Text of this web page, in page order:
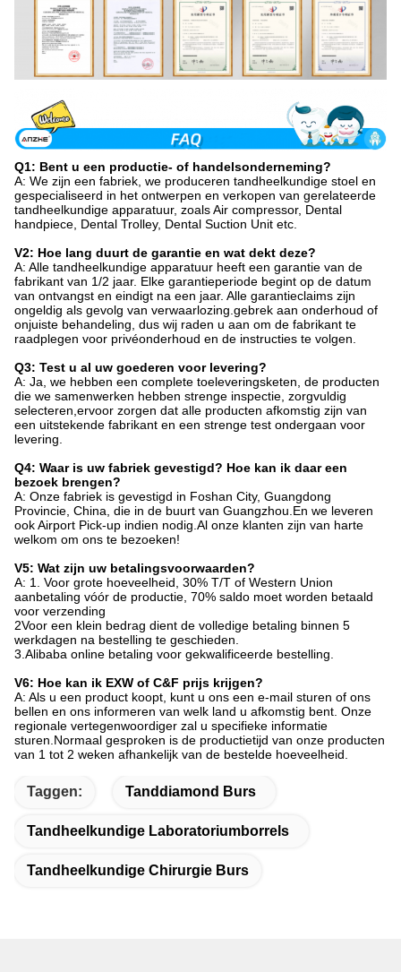
Q1: Bent u een productie- of handelsonderneming?
A: We zijn een fabriek, we produceren tandheelkundige stoel en
gespecialiseerd in het ontwerpen en verkopen van gerelateerde
tandheelkundige apparatuur, zoals Air compressor, Dental
handpiece, Dental Trolley, Dental Suction Unit etc.
V2: Hoe lang duurt de garantie en wat dekt deze?
A: Alle tandheelkundige apparatuur heeft een garantie van de
fabrikant van 1/2 jaar. Elke garantieperiode begint op de datum
van ontvangst en eindigt na een jaar. Alle garantieclaims zijn
ongeldig als gevolg van verwaarlozing.gebrek aan onderhoud of
onjuiste behandeling, dus wij raden u aan om de fabrikant te
raadplegen voor privéonderhoud en de instructies te volgen.
Q3: Test u al uw goederen voor levering?
A: Ja, we hebben een complete toeleveringsketen, de producten
die we samenwerken hebben strenge inspectie, zorgvuldig
selecteren,ervoor zorgen dat alle producten afkomstig zijn van
een uitstekende fabrikant en een strenge test ondergaan voor
levering.
Q4: Waar is uw fabriek gevestigd? Hoe kan ik daar een
bezoek brengen?
A: Onze fabriek is gevestigd in Foshan City, Guangdong
Provincie, China, die in de buurt van Guangzhou.En we leveren
ook Airport Pick-up indien nodig.Al onze klanten zijn van harte
welkom om ons te bezoeken!
V5: Wat zijn uw betalingsvoorwaarden?
A: 1. Voor grote hoeveelheid, 30% T/T of Western Union
aanbetaling vóór de productie, 70% saldo moet worden betaald
voor verzending
2Voor een klein bedrag dient de volledige betaling binnen 5
werkdagen na bestelling te geschieden.
3.Alibaba online betaling voor gekwalificeerde bestelling.
V6: Hoe kan ik EXW of C&F prijs krijgen?
A: Als u een product koopt, kunt u ons een e-mail sturen of ons
bellen en ons informeren van welk land u afkomstig bent. Onze
regionale vertegenwoordiger zal u specifieke informatie
sturen.Normaal gesproken is de productietijd van onze producten
van 1 tot 2 weken afhankelijk van de bestelde hoeveelheid.
Taggen: Tanddiamond Burs
Tandheelkundige Laboratoriumborrels
Tandheelkundige Chirurgie Burs